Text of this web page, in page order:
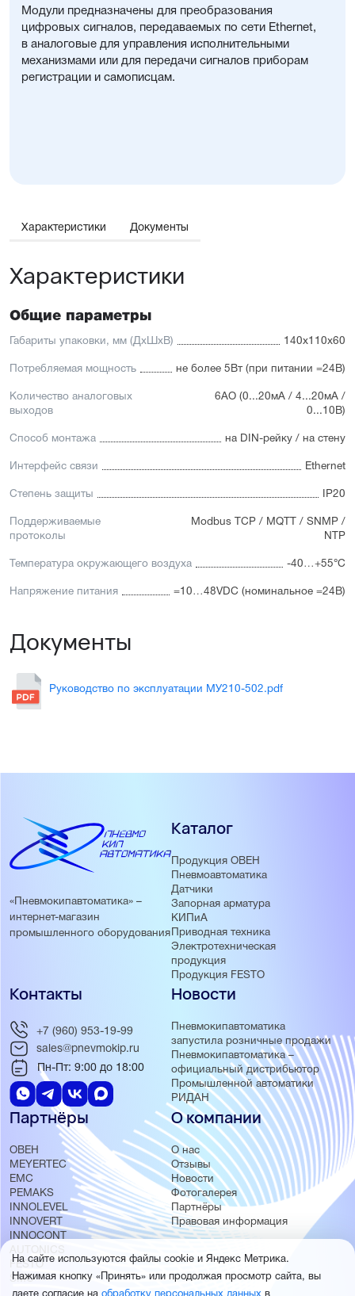
Модули предназначены для преобразования
цифровых сигналов, передаваемых по сети Ethernet,
в аналоговые для управления исполнительными
механизмами или для передачи сигналов приборам
регистрации и самописцам.
Характеристики Документы
Характеристики
Общие параметры
Габариты упаковки, мм (ДхШхВ) 140x110x60
Потребляемая мощность не более 5Вт (при питании =24В)
Количество аналоговых
выходов
6AO (0...20мА / 4...20мА /
0...10В)
Способ монтажа на DIN-рейку / на стену
Интерфейс связи Ethernet
Степень защиты IP20
Поддерживаемые
протоколы
Modbus TCP / MQTT / SNMP /
NTP
Температура окружающего воздуха -40…+55°С
Напряжение питания =10…48VDC (номинальное =24В)
Документы
Руководство по эксплуатации МУ210-502.pdf
«Пневмокипавтоматика» –
интернет-магазин
промышленного оборудования
Каталог
Продукция ОВЕН
Пневмоавтоматика
Датчики
Запорная арматура
КИПиА
Приводная техника
Электротехническая
продукция
Продукция FESTO
Новости
Пневмокипавтоматика
запустила розничные продажи
Пневмокипавтоматика –
официальный дистрибьютор
Промышленной автоматики
РИДАН
Партнёры
ОВЕН
MEYERTEC
EMC
PEMAKS
INNOLEVEL
INNOVERT
INNOCONT
AUTONICS
FESTO
SMC
О компании
О нас
Отзывы
Новости
Фотогалерея
Партнёры
Правовая информация
Контакты
+7 (960) 953-19-99
sales@pnevmokip.ru
Пн-Пт: 9:00 до 18:00
На сайте используются файлы cookie и Яндекс Метрика.
Нажимая кнопку «Принять» или продолжая просмотр сайта, вы